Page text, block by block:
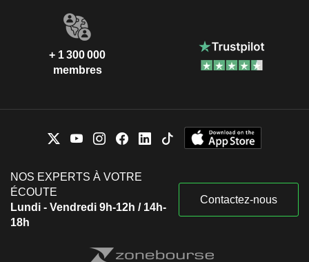
+ 1 300 000
membres
NOS EXPERTS À VOTRE
ÉCOUTE
Lundi - Vendredi 9h-12h / 14h-
18h
Contactez-nous